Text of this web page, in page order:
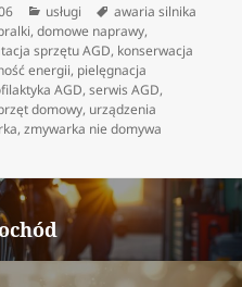
Kategorie
usługi Tagi
awaria silnika
,domowe naprawy,
sprzętu AGD, konserwacja
energii, pielęgnacja
AGD,serwis AGD,
domowy, urządzenia
,zmywarka nie domywa